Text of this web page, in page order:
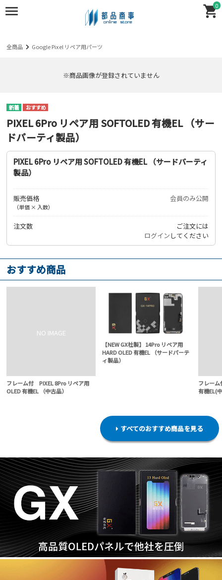
0
全商品 Google Pixel リペア用パーツ
※商品画像が登録されていません
PIXEL 6Pro リペア用 SOFTOLED 有機EL （サー
ドパーティ製品）
PIXEL 6Pro リペア用 SOFTOLED 有機EL （サードパーティ
製品）
販売価格
（単価 × 入数）
会員のみ公開
注文数
ご注文には
ログイン してください
おすすめ商品
フレーム付 PIXEL 8Pro リペア用
OLED 有機EL （中古品）
【NEW GX社製】 14Pro リペア用
HARD OLED 有機EL （サードパーテ
ィ製品）
フレー
有機EL(
すべてのおすすめ商品を見る